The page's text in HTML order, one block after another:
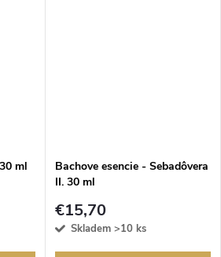
ml
Bachove esencie - Sebadôvera
II. 30 ml
€15,70
Skladem >10 ks